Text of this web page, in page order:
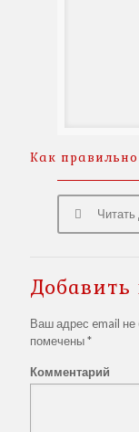
Как
Ваш адрес email не
помечены*
Комментарий